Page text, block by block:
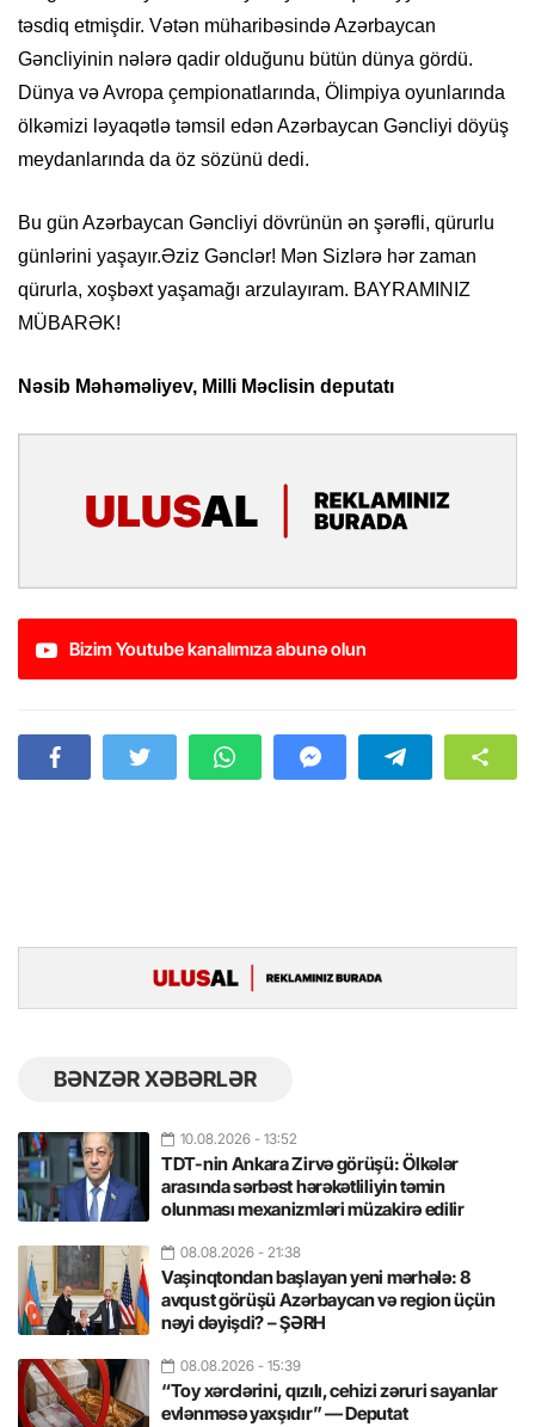
təsdiq etmişdir. Vətən müharibəsində Azərbaycan
Gəncliyinin nələrə qadir olduğunu bütün dünya gördü.
Dünya və Avropa çempionatlarında, Ölimpiya oyunlarında
ölkəmizi ləyaqətlə təmsil edən Azərbaycan Gəncliyi döyüş
meydanlarında da öz sözünü dedi.
Bu gün Azərbaycan Gəncliyi dövrünün ən şərəfli, qürurlu
günlərini yaşayır.Əziz Gənclər! Mən Sizlərə hər zaman
qürurla, xoşbəxt yaşamağı arzulayıram. BAYRAMINIZ
MÜBARƏK!
Nəsib Məhəməliyev, Milli Məclisin deputatı
Bizim Youtube kanalımıza abunə olun
BƏNZƏR XƏBƏRLƏR
10.08.2026 - 13:52
TDT-nin Ankara Zirvə görüşü: Ölkələr
arasında sərbəst hərəkətliliyin təmin
olunması mexanizmləri müzakirə edilir
08.08.2026 - 21:38
Vaşinqtondan başlayan yeni mərhələ: 8
avqust görüşü Azərbaycan və region üçün
nəyi dəyişdi? – ŞƏRH
08.08.2026 - 15:39
“Toy xərclərini, qızılı, cehizi zəruri sayanlar
evlənməsə yaxşıdır” — Deputat